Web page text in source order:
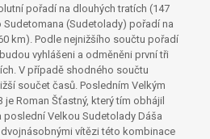
pořadí na dlouhých tratích (147
Sudetomana (Sudetolady) pořadí na
km). Podle nejnižšího součtu pořadí
vyhlášeni a odměněni první tři
V případě shodného součtu
součet časů. Posledním Velkým
Roman Šťastný, který tím obhájil
poslední Velkou Sudetolady Dáša
vítězi této kombinace